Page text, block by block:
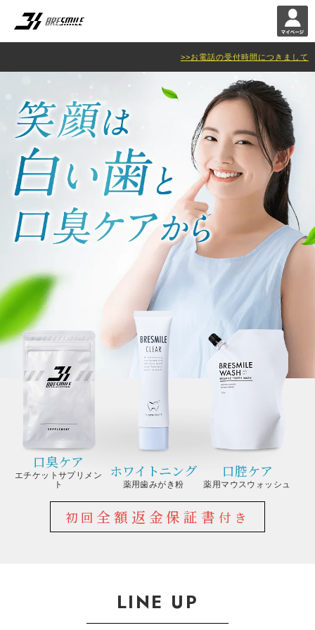
>>お電話の受付時間につきまして
口臭ケア
エチケットサプリメン
ト
ホワイトニング
薬用歯みがき粉
口腔ケア
薬用マウスウォッシュ
初回 全額返金保証書付き
LINE UP